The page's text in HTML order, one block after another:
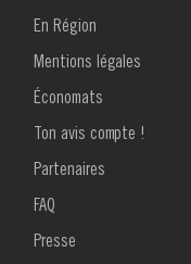
En Région
Mentions légales
Économats
Ton avis compte !
MENU
FOOTER
Partenaires
FAQ
Presse